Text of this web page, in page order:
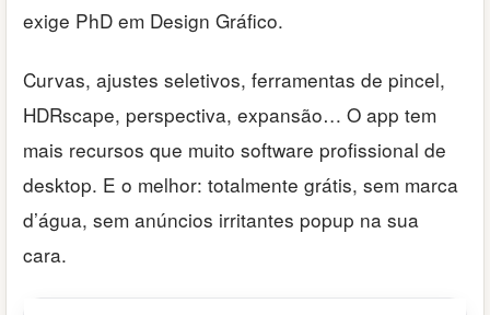
exige PhD em Design Gráfico.
Curvas, ajustes seletivos, ferramentas de pincel,
HDRscape, perspectiva, expansão… O app tem
mais recursos que muito software profissional de
desktop. E o melhor: totalmente grátis, sem marca
d’água, sem anúncios irritantes popup na sua
cara.